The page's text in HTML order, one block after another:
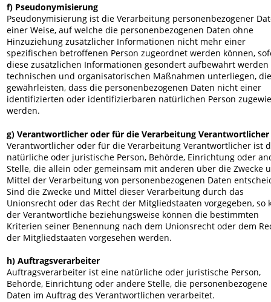
f) Pseudonymisierung
Pseudonymisierung ist die Verarbeitung personenbezogener
einer Weise, auf welche die personenbezogenen Daten ohne
Hinzuziehung zusätzlicher Informationen nicht mehr einer
spezifischen betroffenen Person zugeordnet werden können,
diese zusätzlichen Informationen gesondert aufbewahrt
technischen und organisatorischen Maßnahmen unterliegen,
gewährleisten, dass die personenbezogenen Daten nicht einer
identifizierten oder identifizierbaren natürlichen Person
werden.
g) Verantwortlicher oder für die Verarbeitung Verantwortlicher
Verantwortlicher oder für die Verarbeitung Verantwortlicher ist
natürliche oder juristische Person, Behörde, Einrichtung oder
Stelle, die allein oder gemeinsam mit anderen über die Zwecke
Mittel der Verarbeitung von personenbezogenen Daten
Sind die Zwecke und Mittel dieser Verarbeitung durch das
Unionsrecht oder das Recht der Mitgliedstaaten vorgegeben, so
der Verantwortliche beziehungsweise können die bestimmten
Kriterien seiner Benennung nach dem Unionsrecht oder dem
der Mitgliedstaaten vorgesehen werden.
h) Auftragsverarbeiter
Auftragsverarbeiter ist eine natürliche oder juristische Person,
Behörde, Einrichtung oder andere Stelle, die personenbezogene
Daten im Auftrag des Verantwortlichen verarbeitet.